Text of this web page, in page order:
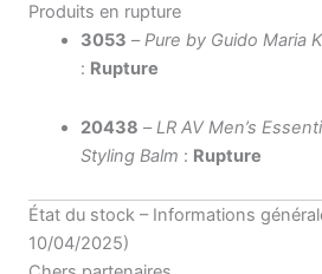
Produits en rupture
3053 –Pure by Guido Maria
: Rupture
20438 –LR AV Men’s
Styling Balm : Rupture
État du stock – Informations
10/04/2025)